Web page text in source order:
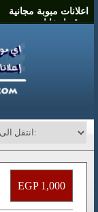
اعلانات مبوبة مجانية
موقع انتخابات مصر
EGP 1,000